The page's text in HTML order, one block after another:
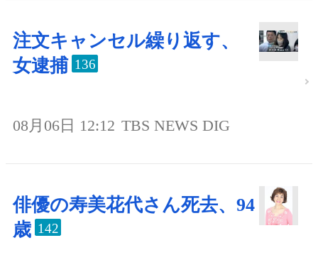
注文キャンセル繰り返す、
女逮捕 136
08月06日 12:12 TBS NEWS DIG
俳優の寿美花代さん死去、94
歳 142